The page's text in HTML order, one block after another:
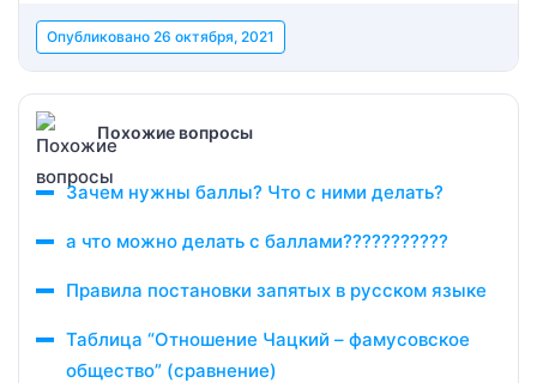
Опубликовано 26 октября, 2021
Похожие вопросы
Зачем нужны баллы? Что с ними делать?
а что можно делать с баллами???????????
Правила постановки запятых в русском языке
Таблица “Отношение Чацкий – фамусовское
общество” (сравнение)